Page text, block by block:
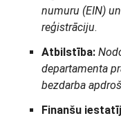
numuru (EIN)
reģistrāciju.
Atbilstība:
departamenta
bezdarba
Finanšu